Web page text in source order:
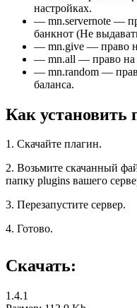
настройках.
— mn.servernote —
банкнот (Не
— mn.give — право
— mn.all — право на
— mn.random —
баланса.
Как установить
1. Скачайте плагин.
2. Возьмите скачанный
папку plugins вашего
3. Перезапустите сервер.
4. Готово.
Скачать:
1.4.1